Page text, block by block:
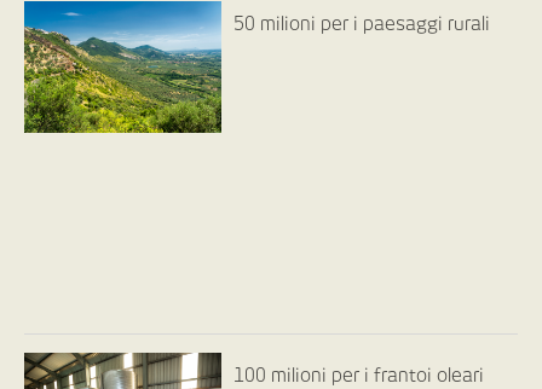
50 milioni per i paesaggi rurali
100 milioni per i frantoi oleari